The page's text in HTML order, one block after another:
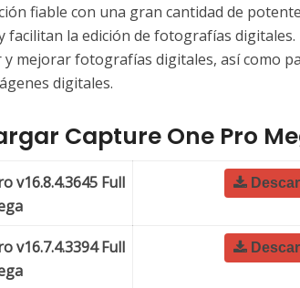
fiable con una gran cantidad de
facilitan la edición de fotografías digitales.
mejorar fotografías digitales, así como
digitales.
Capture One Pro
v16.8.4.3645 Full
v16.7.4.3394 Full